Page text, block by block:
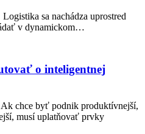
sa nachádza uprostred
v dynamickom…
o inteligentnej
chce byť podnik produktívnejší,
musí uplatňovať prvky